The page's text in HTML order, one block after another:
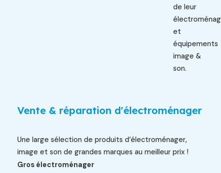
de leur
et
équipements
image &
son.
Vente & réparation d'électroménager
Une large sélection de produits d’électroménager,
image et son de grandes marques au meilleur prix !
Gros électroménager